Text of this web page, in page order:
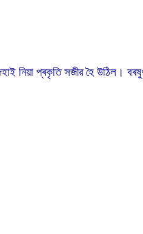
নিয়া প্ৰকৃতি সজীৱ হৈ উঠিল।